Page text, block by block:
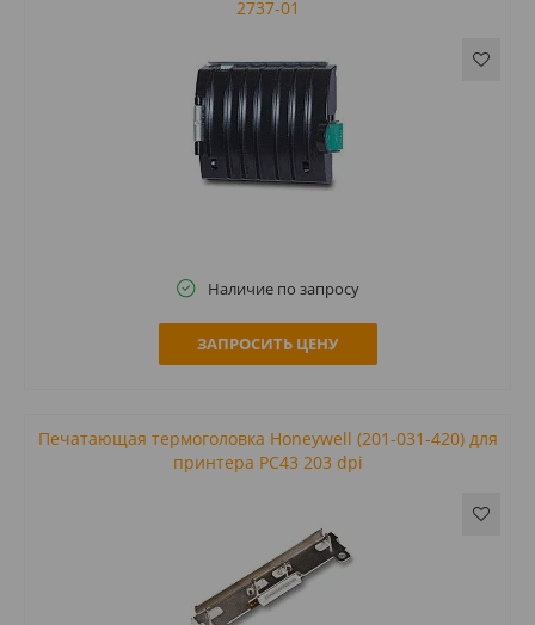
2737-01
Наличие по запросу
ЗАПРОСИТЬ ЦЕНУ
Печатающая термоголовка Honeywell (201-031-420) для
принтера PC43 203 dpi